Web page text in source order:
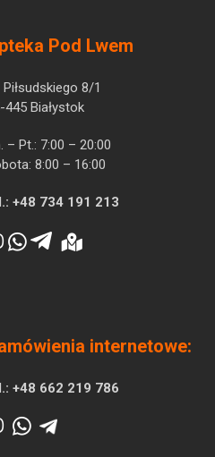
Pod Lwem
Piłsudskiego 8/1
445 Białystok
– Pt.: 7:00 – 20:00
8:00 – 16:00
+48 734 191 213
internetowe:
+48 662 219 786